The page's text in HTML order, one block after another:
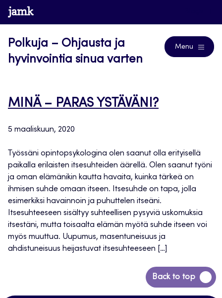
Siirry
suoraan
www.jamk.fi
Polkuja – Ohjausta ja
hyvinvointia sinua varten
Menu
MINÄ – PARAS YSTÄVÄNI?
5 maaliskuun, 2020
Työssäni opintopsykologina olen saanut olla erityisellä
paikalla erilaisten itsesuhteiden äärellä. Olen saanut työni
ja oman elämänikin kautta havaita, kuinka tärkeä on
ihmisen suhde omaan itseen. Itsesuhde on tapa, jolla
esimerkiksi havainnoin ja puhuttelen itseäni.
Itsesuhteeseen sisältyy suhteellisen pysyviä uskomuksia
itsestäni, mutta toisaalta elämän myötä suhde itseen voi
myös muuttua. Uupumus, masentuneisuus ja
ahdistuneisuus heijastuvat itsesuhteeseen […]
Back to top
Siirry
takaisin